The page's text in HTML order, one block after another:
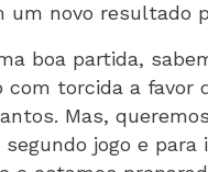
um novo resultado
boa partida,
com torcida a favor
Mas,
jogo e para